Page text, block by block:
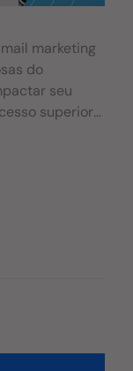
marketing
do
seu
superior
apresentar
em